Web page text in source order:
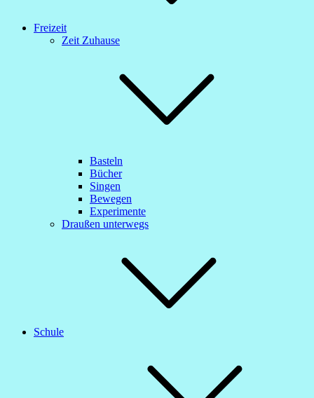
Freizeit
Zeit Zuhause
Basteln
Bücher
Singen
Bewegen
Experimente
Draußen unterwegs
Schule